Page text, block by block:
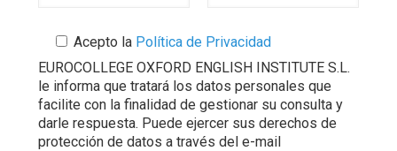
Acepto la Política de Privacidad
EUROCOLLEGE OXFORD ENGLISH INSTITUTE S.L.
le informa que tratará los datos personales que
facilite con la finalidad de gestionar su consulta y
darle respuesta. Puede ejercer sus derechos de
protección de datos a través del e-mail